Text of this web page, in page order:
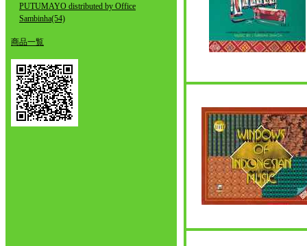
PUTUMAYO distributed by Office
Sambinha(54)
商品一覧